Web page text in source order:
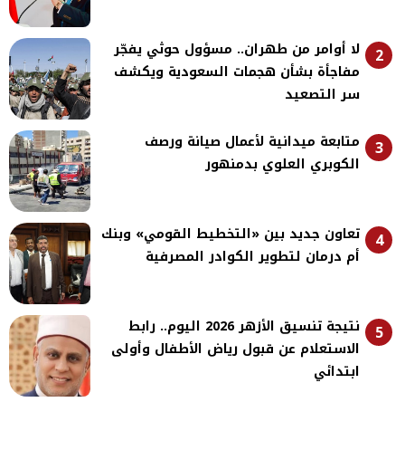
2
لا أوامر من طهران.. مسؤول حوثي يفجّر
مفاجأة بشأن هجمات السعودية ويكشف
سر التصعيد
3
متابعة ميدانية لأعمال صيانة ورصف
الكوبري العلوي بدمنهور
4
تعاون جديد بين «التخطيط القومي» وبنك
أم درمان لتطوير الكوادر المصرفية
5
نتيجة تنسيق الأزهر 2026 اليوم.. رابط
الاستعلام عن قبول رياض الأطفال وأولى
ابتدائي